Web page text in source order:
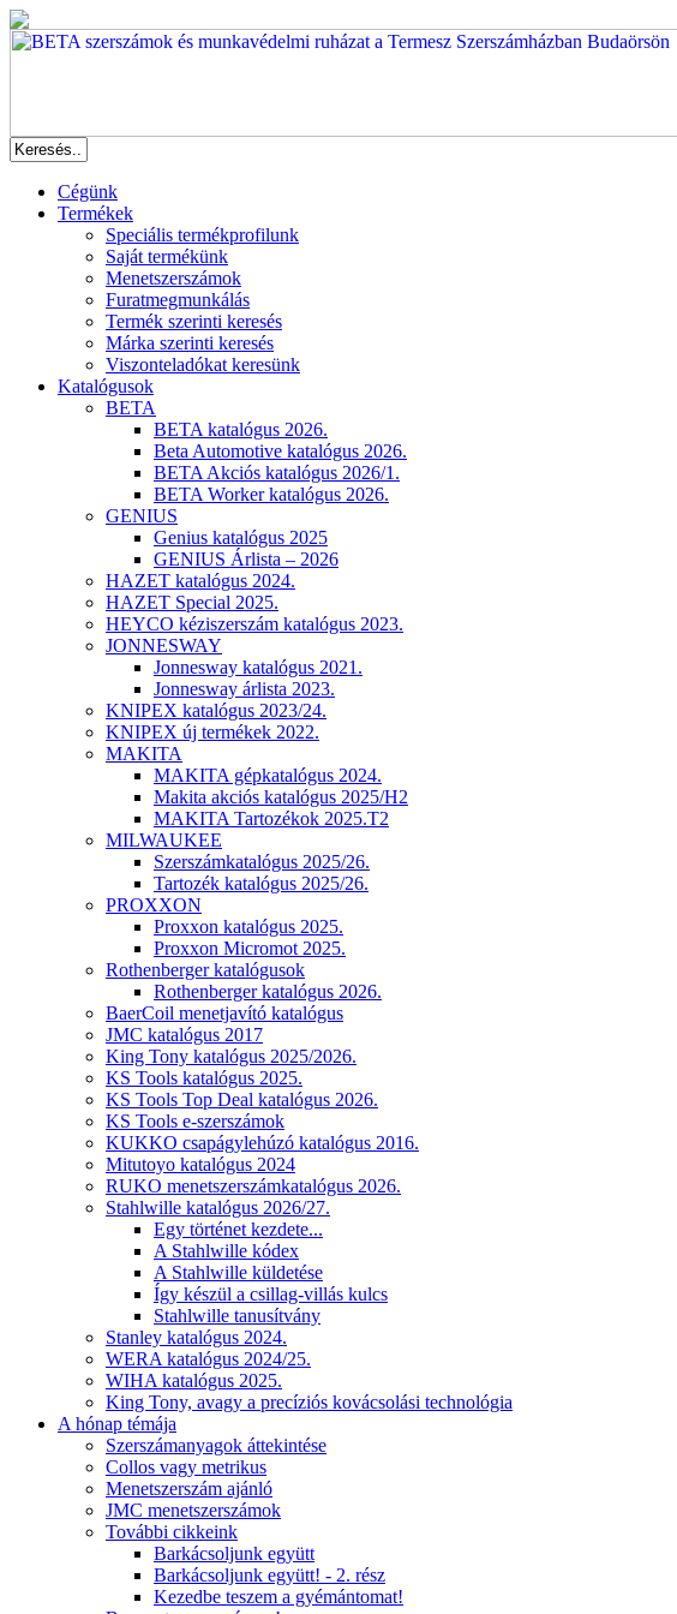
Cégünk
Termékek
Speciális termékprofilunk
Saját termékünk
Menetszerszámok
Furatmegmunkálás
Termék szerinti keresés
Márka szerinti keresés
Viszonteladókat keresünk
Katalógusok
BETA
BETA katalógus 2026.
Beta Automotive katalógus 2026.
BETA Akciós katalógus 2026/1.
BETA Worker katalógus 2026.
GENIUS
Genius katalógus 2025
GENIUS Árlista – 2026
HAZET katalógus 2024.
HAZET Special 2025.
HEYCO kéziszerszám katalógus 2023.
JONNESWAY
Jonnesway katalógus 2021.
Jonnesway árlista 2023.
KNIPEX katalógus 2023/24.
KNIPEX új termékek 2022.
MAKITA
MAKITA gépkatalógus 2024.
Makita akciós katalógus 2025/H2
MAKITA Tartozékok 2025.T2
MILWAUKEE
Szerszámkatalógus 2025/26.
Tartozék katalógus 2025/26.
PROXXON
Proxxon katalógus 2025.
Proxxon Micromot 2025.
Rothenberger katalógusok
Rothenberger katalógus 2026.
BaerCoil menetjavító katalógus
JMC katalógus 2017
King Tony katalógus 2025/2026.
KS Tools katalógus 2025.
KS Tools Top Deal katalógus 2026.
KS Tools e-szerszámok
KUKKO csapágylehúzó katalógus 2016.
Mitutoyo katalógus 2024
RUKO menetszerszámkatalógus 2026.
Stahlwille katalógus 2026/27.
Egy történet kezdete...
A Stahlwille kódex
A Stahlwille küldetése
Így készül a csillag-villás kulcs
Stahlwille tanusítvány
Stanley katalógus 2024.
WERA katalógus 2024/25.
WIHA katalógus 2025.
King Tony, avagy a precíziós kovácsolási technológia
A hónap témája
Szerszámanyagok áttekintése
Collos vagy metrikus
Menetszerszám ajánló
JMC menetszerszámok
További cikkeink
Barkácsoljunk együtt
Barkácsoljunk együtt! - 2. rész
Kezedbe teszem a gyémántomat!